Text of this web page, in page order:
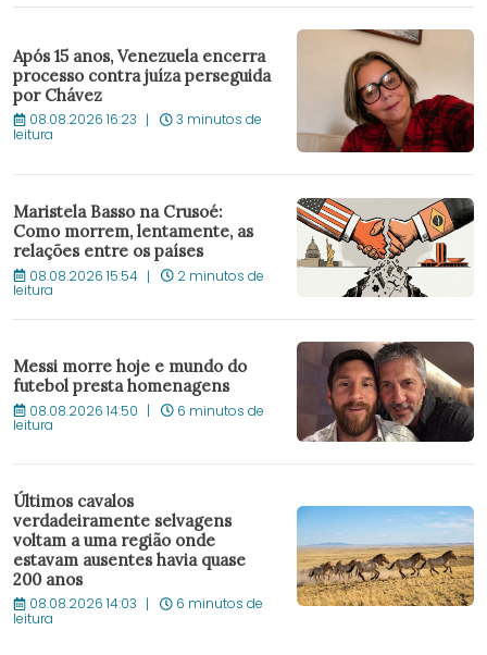
Após 15 anos, Venezuela encerra
processo contra juíza perseguida
por Chávez
08.08.2026 16:23 3 minutos de
leitura
Maristela Basso na Crusoé:
Como morrem, lentamente, as
relações entre os países
08.08.2026 15:54 2 minutos de
leitura
Messi morre hoje e mundo do
futebol presta homenagens
08.08.2026 14:50 6 minutos de
leitura
Últimos cavalos
verdadeiramente selvagens
voltam a uma região onde
estavam ausentes havia quase
200 anos
08.08.2026 14:03 6 minutos de
leitura